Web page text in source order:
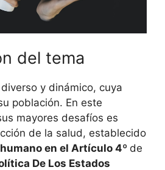
del tema
y dinámico, cuya
población. En este
mayores desafíos es
de la salud, establecido
en el Artículo 4º de
De Los Estados